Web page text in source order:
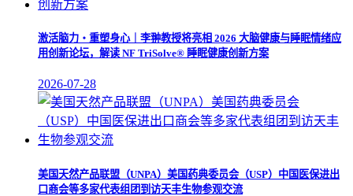
激活脑力・重塑身心｜李翀教授将亮相 2026 大脑健康与睡眠情绪应
用创新论坛，解读 NF TriSolve® 睡眠健康创新方案
2026-07-28
美国天然产品联盟（UNPA）美国药典委员会（USP）中国医保进出
口商会等多家代表组团到访天丰生物参观交流